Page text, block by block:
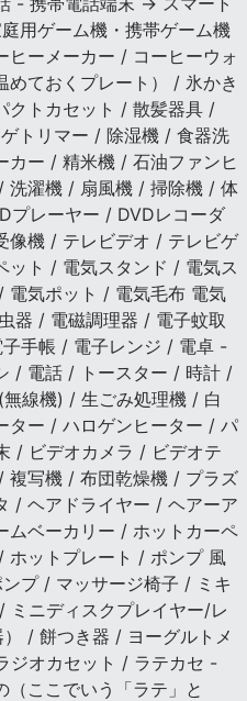
用ゲーム機・携帯ゲーム機
ヒーメーカー / コーヒーウォ
めておくプレート） / 氷かき
クトカセット / 散髪器具 /
トリマー / 除湿機 / 食器洗
ー / 精米機 / 石油ファンヒ
洗濯機 / 扇風機 / 掃除機 / 体
プレーヤー / DVDレコーダ
像機 / テレビデオ / テレビゲ
ット / 電気スタンド / 電気ス
電気ポット / 電気毛布 電気
器 / 電磁調理器 / 電子蚊取
手帳 / 電子レンジ / 電卓 -
/ 電話 / トースター / 時計 /
線機) / 生ごみ処理機 / 白
ター / ハロゲンヒーター / パ
/ ビデオカメラ / ビデオテ
複写機 / 布団乾燥機 / プラズ
/ ヘアドライヤー / ヘアーア
ムベーカリー / ホットカーペ
ホットプレート / ポンプ 風
プ / マッサージ椅子 / ミキ
ニディスクプレイヤー/レ
/ 餅つき器 / ヨーグルトメ
ジオカセット / ラテカセ -
（ここでいう「ラテ」と